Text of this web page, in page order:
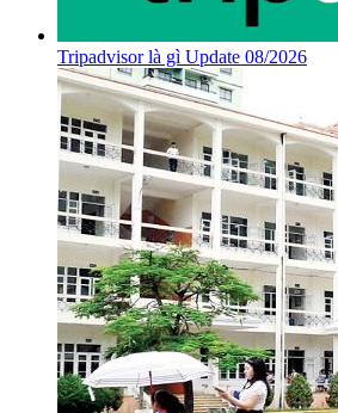
Tripadvisor là gì Update 08/2026